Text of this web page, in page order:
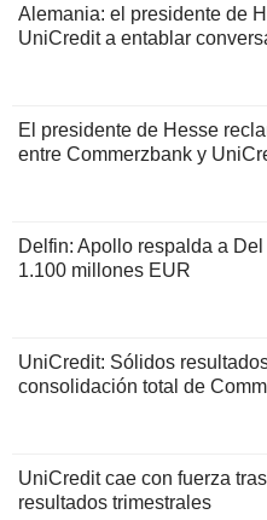
Alemania: el presidente de
UniCredit a entablar
El presidente de Hesse
entre Commerzbank y
Delfin: Apollo respalda a
1.100 millones EUR
UniCredit: Sólidos
consolidación total de
UniCredit cae con fuerza
resultados trimestrales